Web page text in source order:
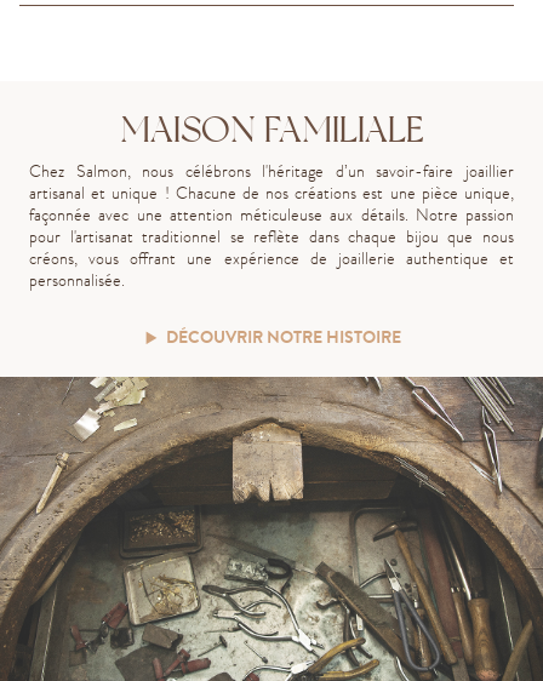
MAISON FAMILIALE
Chez Salmon, nous célébrons l'héritage d’un savoir-faire joaillier
artisanal et unique ! Chacune de nos créations est une pièce unique,
façonnée avec une attention méticuleuse aux détails. Notre passion
pour l'artisanat traditionnel se reflète dans chaque bijou que nous
créons, vous offrant une expérience de joaillerie authentique et
personnalisée.
DÉCOUVRIR NOTRE HISTOIRE